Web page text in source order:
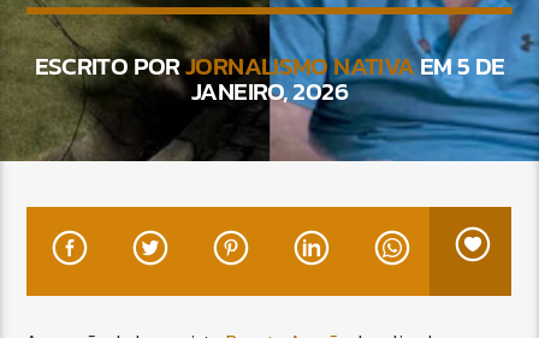
ESCRITO PORJORNALISMO NATIVAEM 5 DE
JANEIRO, 2026